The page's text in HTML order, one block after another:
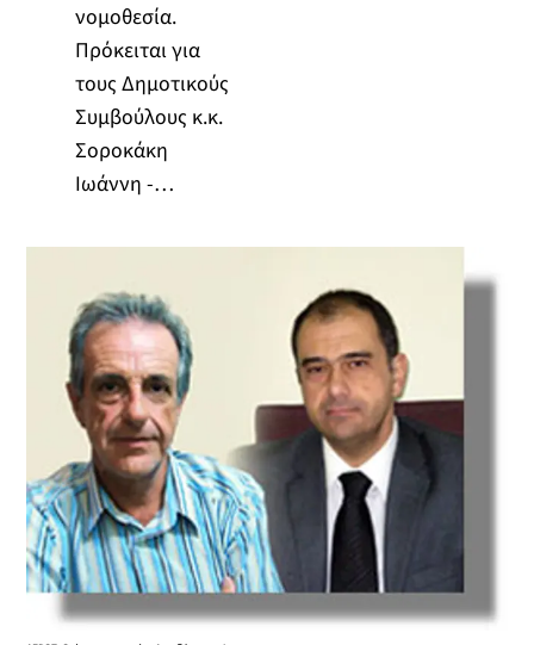
νομοθεσία.
Πρόκειται για
τους Δημοτικούς
Συμβούλους κ.κ.
Σοροκάκη
Ιωάννη -…